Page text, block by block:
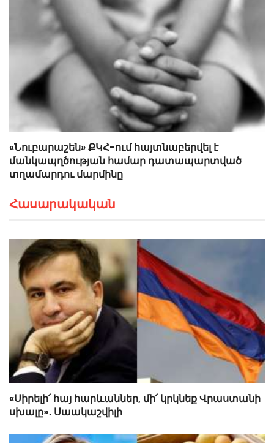
«Նուբարաշեն» ՔԿՀ-ում հայտնաբերվել է
մանկապղծության համար դատապարտված
տղամարդու մարմինը
Հասարակական
«Սիրելի՛ հայ հարևաններ, մի՛ կրկնեք Վրաստանի
սխալը»․ Սաակաշվիլի